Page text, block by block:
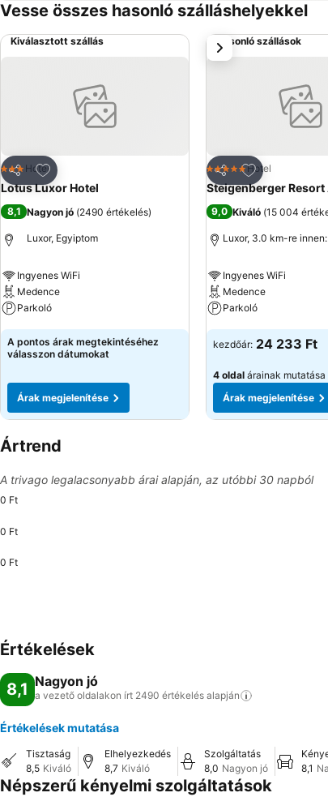
Vesse összes hasonló szálláshelyekkel
Kiválasztott szállás
Megosztás
Hozzáadás a kedvencekhez
3 Kategória
Hotel
Lotus Luxor Hotel
8,1 Nagyon jó (2490 értékelés)
Luxor, Egyiptom
Ingyenes WiFi
Medence
Parkoló
Árak megjelenítése
A pontos árak megtekintéséhez
válasszon dátumokat
Árak megjelenítése
Hasonló szállások
Megosztás
Hozzáadás a
5 KategóriaHotel
Steigenberger Resort
9,0 Kiváló (15 004
Luxor, 3.0 km-re
Ingyenes WiFi
Medence
Parkoló
Árak megjelenítése
kezdőár: 24 233 Ft
4 oldal árainak mutatása
Árak megjelenítése
következő
Ártrend
A trivago legalacsonyabb árai alapján, az utóbbi 30 napból
0 Ft
0 Ft
0 Ft
Értékelések
8,1 Nagyon jó
a vezető oldalakon írt 2490 értékelés alapján
Értékelések mutatása
Tisztaság
8,5 Kiváló
Elhelyezkedés
8,7 Kiváló
Szolgáltatás
8,0 Nagyon jó
8,1
Népszerű kényelmi szolgáltatások